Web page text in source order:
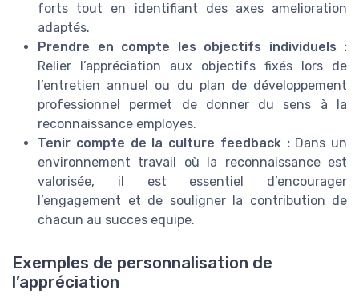
forts tout en identifiant des axes amelioration
adaptés.
Prendre en compte les objectifs individuels :
Relier l’appréciation aux objectifs fixés lors de
l’entretien annuel ou du plan de développement
professionnel permet de donner du sens à la
reconnaissance employes.
Tenir compte de la culture feedback :Dans un
environnement travail où la reconnaissance est
valorisée, il est essentiel d’encourager
l’engagement et de souligner la contribution de
chacun au succes equipe.
Exemples de personnalisation de
l’appréciation